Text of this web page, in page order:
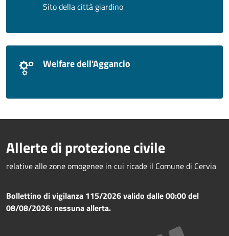
Sito della città giardino
Welfare dell'Aggancio
Allerte di protezione civile
relative alle zone omogenee in cui ricade il Comune di Cervia
Bollettino di vigilanza 115/2026 valido dalle 00:00 del
08/08/2026: nessuna allerta.